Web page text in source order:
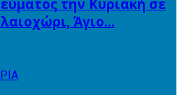
την Κυριακή σε
Άγιο…